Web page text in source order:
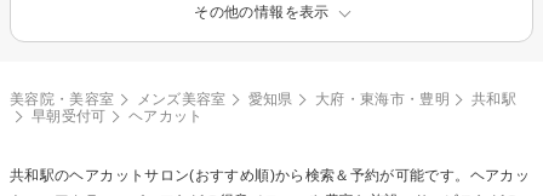
その他の情報を表示
美容院・美容室 メンズ美容室 愛知県 大府・東海市・豊明
共和駅
早朝受付可
ヘアカット
共和駅のヘアカットサロン(おすすめ順)から検索＆予約が可能です。ヘアカッ